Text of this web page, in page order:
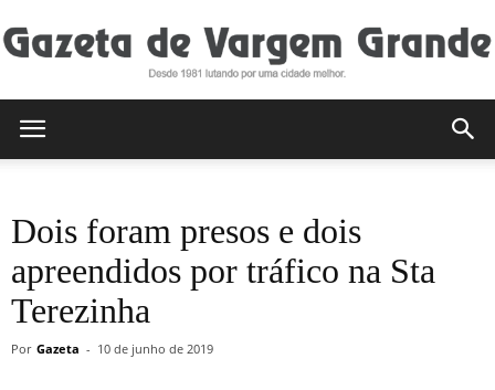
de
Dois foram presos e dois
apreendidos por tráfico na Sta
Terezinha
Por Gazeta - 10 de junho de 2019